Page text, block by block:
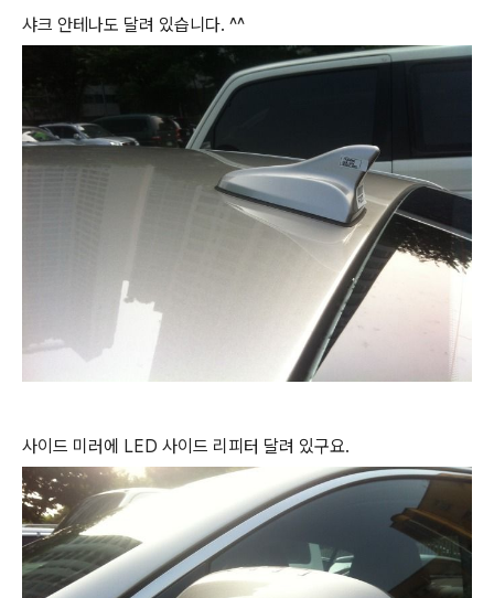
샤크 안테나도 달려 있습니다. ^^
사이드 미러에 LED 사이드 리피터 달려 있구요.